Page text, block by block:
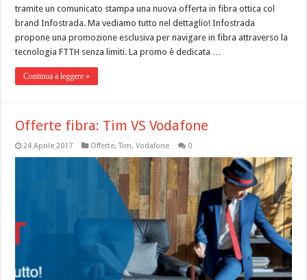
tramite un comunicato stampa una nuova offerta in fibra ottica col
brand Infostrada. Ma vediamo tutto nel dettaglio! Infostrada
propone una promozione esclusiva per navigare in fibra attraverso la
tecnologia FTTH senza limiti. La promo è dedicata …
Continua a leggere »
Offerte fibra: Tim VS Vodafone
24 Aprile 2017 Offerte,Tim,Vodafone 0